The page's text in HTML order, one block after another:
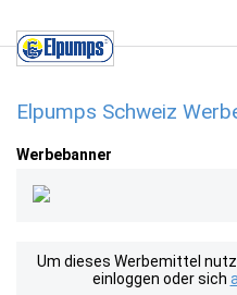
Elpumps Schweiz
Werbebanner
Um dieses Werbemittel
einloggen oder sich